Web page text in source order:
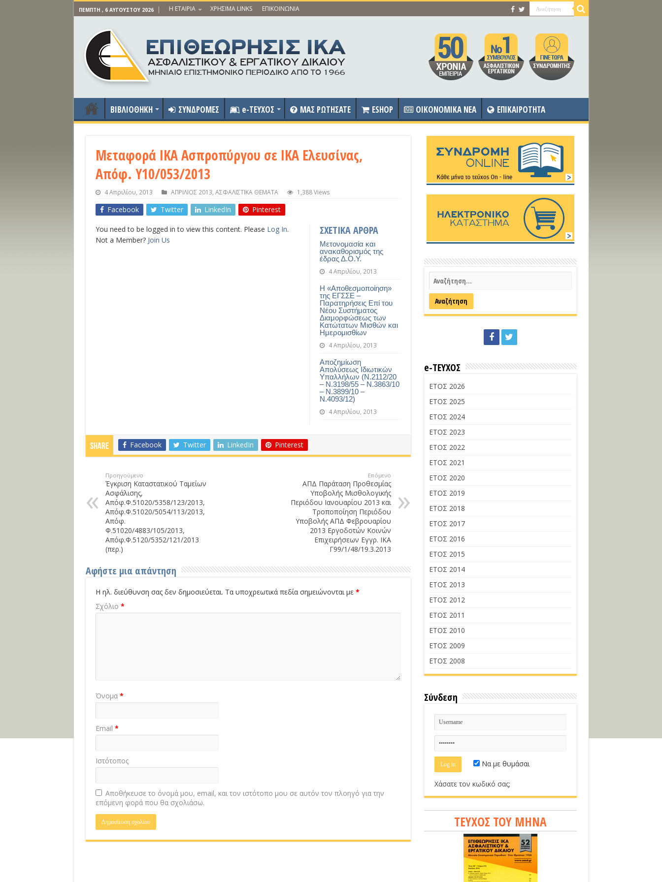
ΠΈΜΠΤΗ , 6 ΑΥΓΟΎΣΤΟΥ 2026 Η ΕΤΑΙΡΙΑ ΧΡΗΣΙΜΑ LINKS ΕΠΙΚΟΙΝΩΝΙΑ
ΒΙΒΛΙΟΘΗΚΗ ΣΥΝΔΡΟΜΕΣ e-ΤΕΥΧΟΣ ΜΑΣ ΡΩΤΗΣΑΤΕ ESHOP OIKONOMIKA NEA ΕΠΙΚΑΙΡΟΤΗΤΑ
Μεταφορά ΙΚΑ Ασπροπύργου σε ΙΚΑ Ελευσίνας,
Απόφ. Υ10/053/2013
4 Απριλίου, 2013 ΑΠΡΙΛΙΟΣ 2013 ΑΣΦΑΛΙΣΤΙΚΑ ΘΕΜΑΤΑ 1,388 Views
Facebook Twitter LinkedIn Pinterest
ΣΧΕΤΙΚΑ ΑΡΘΡΑ
Μετονομασία και
ανακαθορισμός της
έδρας Δ.Ο.Υ.
4 Απριλίου, 2013
Η «Αποθεσμοποίηση»
της ΕΓΣΣΕ –
Παρατηρήσεις Επί του
Νέου Συστήματος
Διαμορφώσεως των
Κατώτατων Μισθών και
Ημερομισθίων
4 Απριλίου, 2013
Αποζημίωση
Απολύσεως Ιδιωτικών
Υπαλλήλων (Ν.2112/20
– Ν.3198/55 – Ν.3863/10
– Ν.3899/10 –
Ν.4093/12)
4 Απριλίου, 2013
You need to be logged in to view this content. Please Log In.
Not a Member? Join Us
Share Facebook Twitter LinkedIn Pinterest
Προηγούμενο
Έγκριση Καταστατικού Ταμείων
Ασφάλισης,
Απόφ.Φ.51020/5358/123/2013,
Απόφ.Φ.51020/5054/113/2013,
Απόφ.
Φ.51020/4883/105/2013,
Απόφ.Φ.5120/5352/121/2013
(περ.)
Επόμενο
ΑΠΔ Παράταση Προθεσμίας
Υποβολής Μισθολογικής
Περιόδου Ιανουαρίου 2013 και
Τροποποίηση Περιόδου
Υποβολής ΑΠΔ Φεβρουαρίου
2013 Εργοδοτών Κοινών
Επιχειρήσεων Εγγρ. ΙΚΑ
Γ99/1/48/19.3.2013
Αφήστε μια απάντηση
Η ηλ. διεύθυνση σας δεν δημοσιεύεται. Τα υποχρεωτικά πεδία σημειώνονται με *
Σχόλιο *
Όνομα *
Email *
Ιστότοπος
Αποθήκευσε το όνομά μου, email, και τον ιστότοπο μου σε αυτόν τον πλοηγό για την
επόμενη φορά που θα σχολιάσω.
e-ΤΕΥΧΟΣ
ΕΤΟΣ 2026
ΕΤΟΣ 2025
ΕΤΟΣ 2024
ΕΤΟΣ 2023
ΕΤΟΣ 2022
ΕΤΟΣ 2021
ΕΤΟΣ 2020
ΕΤΟΣ 2019
ΕΤΟΣ 2018
ΕΤΟΣ 2017
ΕΤΟΣ 2016
ΕΤΟΣ 2015
ΕΤΟΣ 2014
ΕΤΟΣ 2013
ΕΤΟΣ 2012
ΕΤΟΣ 2011
ΕΤΟΣ 2010
ΕΤΟΣ 2009
ΕΤΟΣ 2008
Σύνδεση
Να με θυμάσαι
Χάσατε τον κωδικό σας;
ΤΕΥΧΟΣ ΤΟΥ ΜΗΝΑ